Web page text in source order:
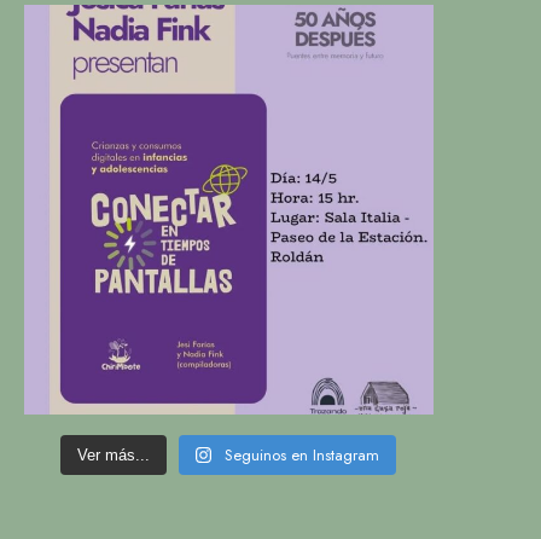
Ver más... Seguinos en Instagram